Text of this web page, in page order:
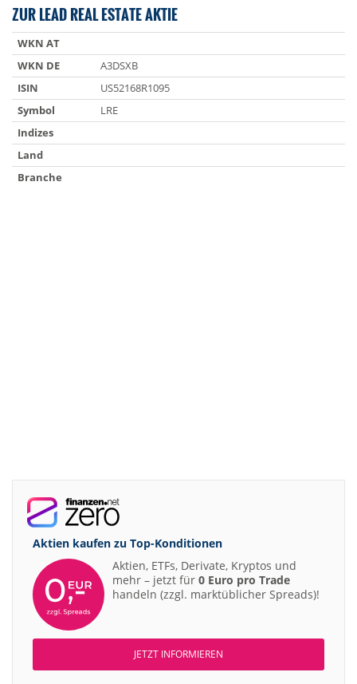
ZUR LEAD REAL ESTATE AKTIE
WKN AT
WKN DE
A3DSXB
ISIN
US52168R1095
Symbol
LRE
Indizes
Land
Branche
Aktien kaufen zu Top-Konditionen
Aktien, ETFs, Derivate, Kryptos und
mehr – jetzt für 0 Euro pro Trade
handeln (zzgl. marktüblicher Spreads)!
JETZT INFORMIEREN